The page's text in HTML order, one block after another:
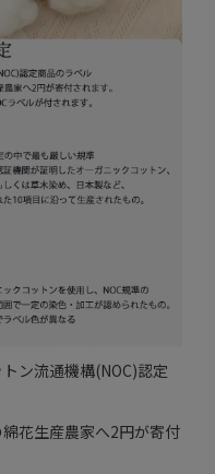
ン流通機構(NOC)認定
花生産農家へ2円が寄付